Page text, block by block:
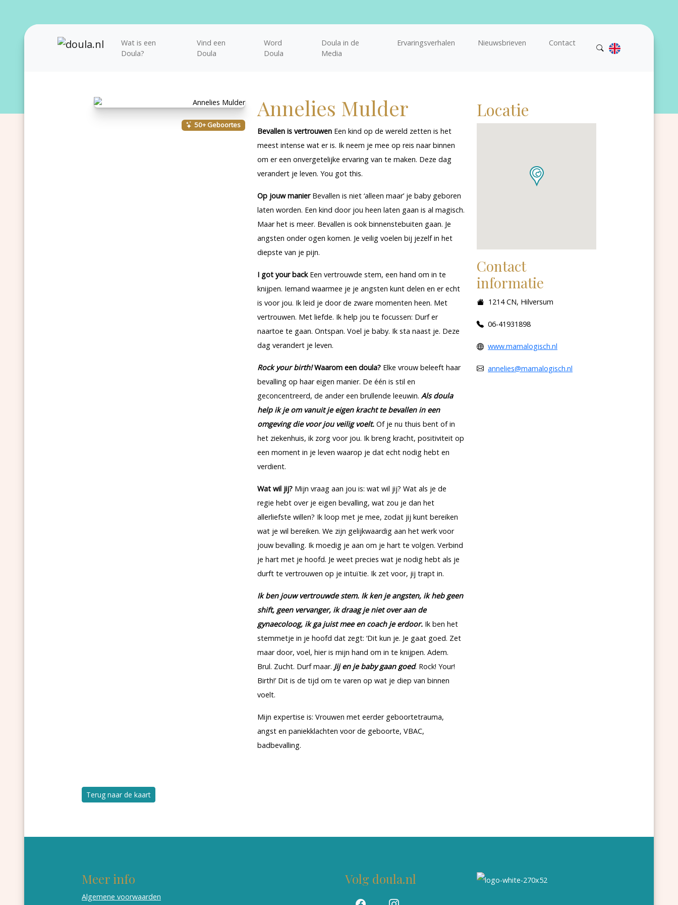
Wat is een
Doula?
Vind een
Doula
Word
Doula
Doula in de
Media
Ervaringsverhalen Nieuwsbrieven Contact
50+ Geboortes
Annelies Mulder
Bevallen is vertrouwen Een kind op de wereld zetten is het
meest intense wat er is. Ik neem je mee op reis naar binnen
om er een onvergetelijke ervaring van te maken. Deze dag
verandert je leven. You got this.
Op jouw manierBevallen is niet ‘alleen maar’ je baby geboren
laten worden. Een kind door jou heen laten gaan is al magisch.
Maar het is meer. Bevallen is ook binnenstebuiten gaan. Je
angsten onder ogen komen. Je veilig voelen bij jezelf in het
diepste van je pijn.
I got your backEen vertrouwde stem, een hand om in te
knijpen. Iemand waarmee je je angsten kunt delen en er echt
is voor jou. Ik leid je door de zware momenten heen. Met
vertrouwen. Met liefde. Ik help jou te focussen: Durf er
naartoe te gaan. Ontspan. Voel je baby. Ik sta naast je. Deze
dag verandert je leven.
Rock your birth! Waarom een doula? Elke vrouw beleeft haar
bevalling op haar eigen manier. De één is stil en
geconcentreerd, de ander een brullende leeuwin. Als doula
help ik je om vanuit je eigen kracht te bevallen in een
omgeving die voor jou veilig voelt. Of je nu thuis bent of in
het ziekenhuis, ik zorg voor jou. Ik breng kracht, positiviteit op
een moment in je leven waarop je dat echt nodig hebt en
verdient.
Wat wil jij? Mijn vraag aan jou is: wat wil jij? Wat als je de
regie hebt over je eigen bevalling, wat zou je dan het
allerliefste willen? Ik loop met je mee, zodat jij kunt bereiken
wat je wil bereiken. We zijn gelijkwaardig aan het werk voor
jouw bevalling. Ik moedig je aan om je hart te volgen. Verbind
je hart met je hoofd. Je weet precies wat je nodig hebt als je
durft te vertrouwen op je intuïtie. Ik zet voor, jij trapt in.
Ik ben jouw vertrouwde stem. Ik ken je angsten, ik heb geen
shift, geen vervanger, ik draag je niet over aan de
gynaecoloog, ik ga juist mee en coach je erdoor. Ik ben het
stemmetje in je hoofd dat zegt: ‘Dit kun je. Je gaat goed. Zet
maar door, voel, hier is mijn hand om in te knijpen. Adem.
Brul. Zucht. Durf maar. Jij en je baby gaan goed. Rock! Your!
Birth!’ Dit is de tijd om te varen op wat je diep van binnen
voelt.
Mijn expertise is: Vrouwen met eerder geboortetrauma,
angst en paniekklachten voor de geboorte, VBAC,
badbevalling.
Locatie
Contact
informatie
1214 CN, Hilversum
06-41931898
www.mamalogisch.nl
annelies@mamalogisch.nl
Terug naar de kaart
Meer info
Algemene voorwaarden
Volg doula.nl